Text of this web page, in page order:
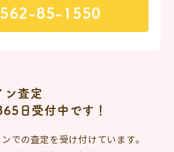
85-1550
ン査定
日受付中です！
での査定を受け付けています。